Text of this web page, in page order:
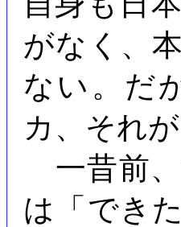
がなく、
ない。だ
カ、それ
一昔前
は「でき